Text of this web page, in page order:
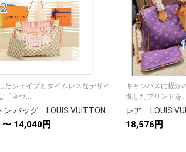
たシェイプとタイムレスなデザイ
「ネヴ...
ルイヴィトン バッグ LOUIS VUITTON 可愛い ネヴァーフルMM/GM オシャレ トートバッグ ダミエ アズール ポーチ付き
14,040円
キャンバスに描か
現したプリントを
18,576円